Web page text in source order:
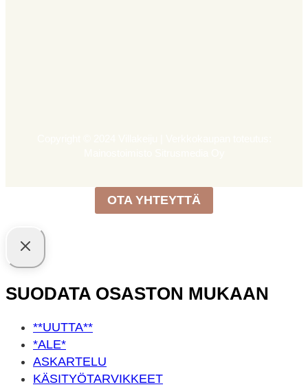
OTA YHTEYTTÄ
SUODATA OSASTON MUKAAN
**UUTTA**
*ALE*
ASKARTELU
KÄSITYÖ­TARVIKKEET